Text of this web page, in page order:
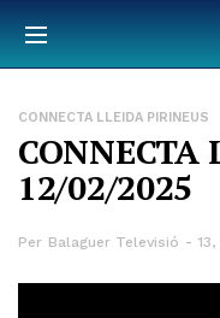
CONNECTA LLEIDA PIRINEUS
CONNECTA
12/02/2025
Per Balaguer Televisió